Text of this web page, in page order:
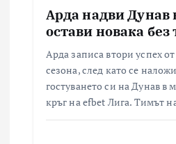
Арда надви Дунав
остави новака без
Арда записа втори успех
сезона, след като се
гостуването си на Дунав в
кръг на efbet Лига. Тимът